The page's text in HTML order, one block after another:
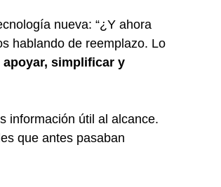
nueva: “¿Y ahora
hablando de reemplazo. Lo
apoyar, simplificar y
información útil al alcance.
que antes pasaban